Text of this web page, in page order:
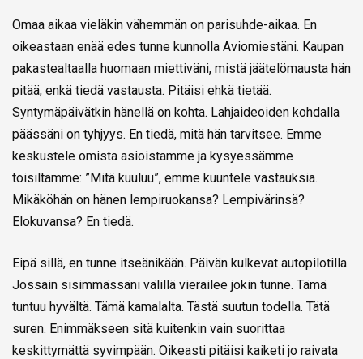
Omaa aikaa vieläkin vähemmän on parisuhde-aikaa. En
oikeastaan enää edes tunne kunnolla Aviomiestäni. Kaupan
pakastealtaalla huomaan miettiväni, mistä jäätelömausta hän
pitää, enkä tiedä vastausta. Pitäisi ehkä tietää.
Syntymäpäivätkin hänellä on kohta. Lahjaideoiden kohdalla
päässäni on tyhjyys. En tiedä, mitä hän tarvitsee. Emme
keskustele omista asioistamme ja kysyessämme
toisiltamme: ”Mitä kuuluu”, emme kuuntele vastauksia.
Mikäköhän on hänen lempiruokansa? Lempivärinsä?
Elokuvansa? En tiedä.
Eipä sillä, en tunne itseänikään. Päivän kulkevat autopilotilla.
Jossain sisimmässäni välillä vierailee jokin tunne. Tämä
tuntuu hyvältä. Tämä kamalalta. Tästä suutun todella. Tätä
suren. Enimmäkseen sitä kuitenkin vain suorittaa
keskittymättä syvimpään. Oikeasti pitäisi kaiketi jo raivata